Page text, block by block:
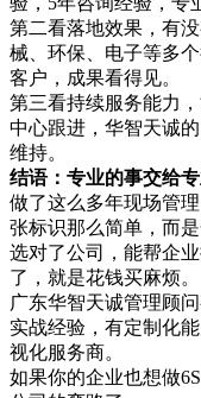
第二看落地效果，有
械、环保、电子等多
客户，成果看得见。
第三看持续服务能力
中心跟进，华智天诚
维持。
结语：专业的事交给
做了这么多年现场管
张标识那么简单，而
选对了公司，能帮企
了，就是花钱买麻烦。
广东华智天诚管理顾
实战经验，有定制化
视化服务商。
如果你的企业也想做